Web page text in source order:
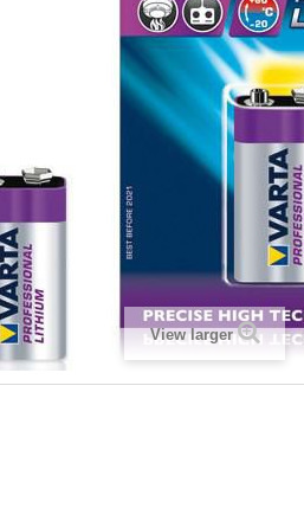
View larger